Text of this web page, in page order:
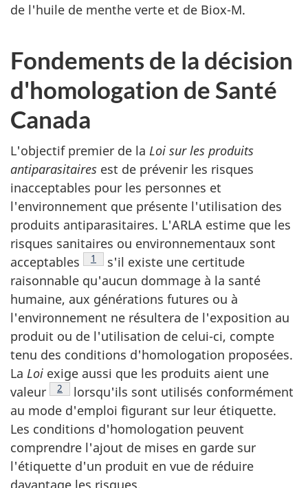
de l'huile de menthe verte et de Biox-M.
Fondements de la décision
d'homologation de Santé
Canada
L'objectif premier de la Loi sur les produits
antiparasitaires est de prévenir les risques
inacceptables pour les personnes et
l'environnement que présente l'utilisation des
produits antiparasitaires. L'ARLA estime que les
risques sanitaires ou environnementaux sont
acceptables
Note de bas de page
1
s'il existe une certitude
raisonnable qu'aucun dommage à la santé
humaine, aux générations futures ou à
l'environnement ne résultera de l'exposition au
produit ou de l'utilisation de celui-ci, compte
tenu des conditions d'homologation proposées.
La Loi exige aussi que les produits aient une
valeur
Note de bas de page
2
lorsqu'ils sont utilisés conformément
au mode d'emploi figurant sur leur étiquette.
Les conditions d'homologation peuvent
comprendre l'ajout de mises en garde sur
l'étiquette d'un produit en vue de réduire
davantage les risques.